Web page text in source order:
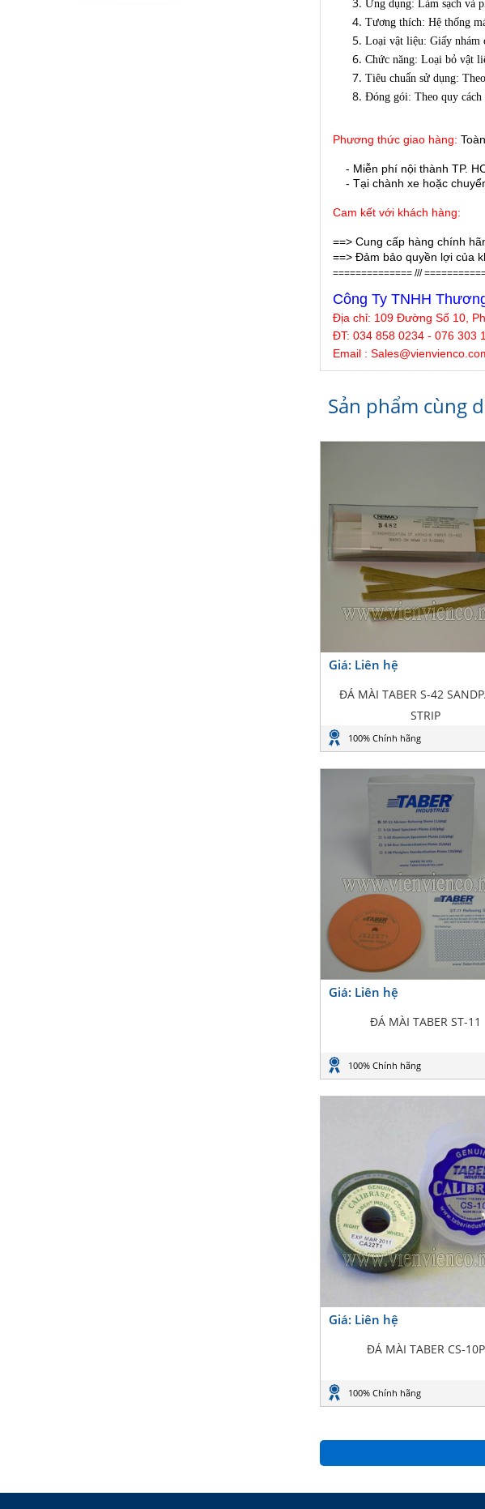
Ứng dụng: Làm sạch và
Tương thích: Hệ thống
Loại vật liệu: Giấy nhám
Chức năng: Loại bỏ vật
Tiêu chuẩn sử dụng:
Đóng gói: Theo quy cách
Phương thức giao hàng:
- Miễn phí nội thành TP.
- Tại chành xe hoặc
Cam kết với khách hàng:
==> Cung cấp hàng chính
==> Đảm bảo quyền lợi của
============== ///
Công Ty TNHH
Địa chỉ: 109 Đường Số 10,
ĐT: 034 858 0234 - 076 303
Email : Sales@vienvienco
Sản phẩm cùng
Giá: Liên hệ
ĐÁ MÀI TABER S-42
STRIP
100% Chính hãng
Giá: Liên hệ
ĐÁ MÀI TABER ST-11
100% Chính hãng
Giá: Liên hệ
ĐÁ MÀI TABER CS-10P
100% Chính hãng